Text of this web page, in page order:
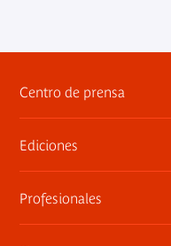
Centro de prensa
Dosieres,
exposiciones
Ediciones
Las publicaciones del
Profesionales